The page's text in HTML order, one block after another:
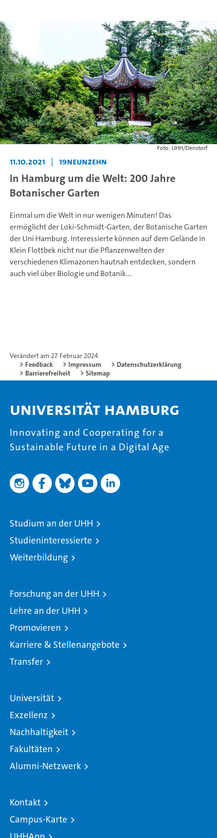
Foto: UHH/Denstorf
11.10.2021 | 19neunzehn
In Hamburg um die Welt: 200 Jahre
Botanischer Garten
Einmal um die Welt in nur wenigen Minuten! Das
ermöglicht der Loki-Schmidt-Garten, der Botanische Garten
der Uni Hamburg. Interessierte können auf dem Gelände in
Klein Flottbek nicht nur die Pflanzenwelten der
verschiedenen Klimazonen hautnah entdecken, sondern
auch viel über Biologie und Botanik...
Verändert am 27. Februar 2024
Feedback
Impressum
Datenschutzerklärung
Barrierefreiheit
Sitemap
Universität Hamburg
Innovating and Cooperating for a
Sustainable Future in a Digital Age
Studium an der UHH
Studieninteressierte
Weiterbildung
Forschung an der UHH
Lehre an der UHH
Promovieren
Karriere & Stellenangebote
Transfer
Universität
Exzellenz
Nachhaltigkeit
Fakultäten
Alumni-Netzwerk
Kontakt
Campus-Karte